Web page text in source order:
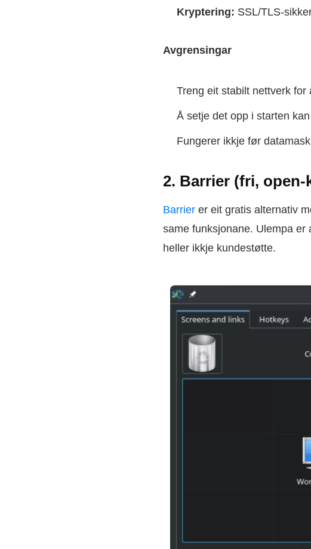
Kryptering: SSL/TLS-
Avgrensingar
Treng eit stabilt nettverk for
Å setje det opp i starten
Fungerer ikkje før
2. Barrier (fri,
Barrier er eit gratis alternativ
same funksjonane. Ulempa er
heller ikkje kundestøtte.